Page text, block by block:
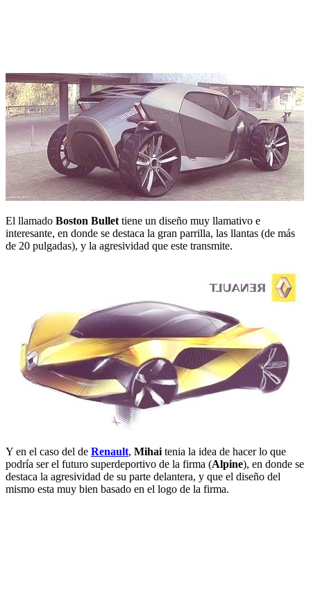
El llamado Boston Bullet tiene un diseño muy llamativo e
interesante, en donde se destaca la gran parrilla, las llantas (de más
de 20 pulgadas), y la agresividad que este transmite.
Y en el caso del de Renault, Mihai tenia la idea de hacer lo que
podría ser el futuro superdeportivo de la firma (Alpine), en donde se
destaca la agresividad de su parte delantera, y que el diseño del
mismo esta muy bien basado en el logo de la firma.